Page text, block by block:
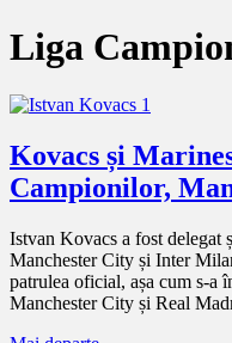
Liga
Kovacs și
Campionilor,
Istvan Kovacs a fost
Manchester City și Inter
patrulea oficial, așa cum s-a
Manchester City și Real